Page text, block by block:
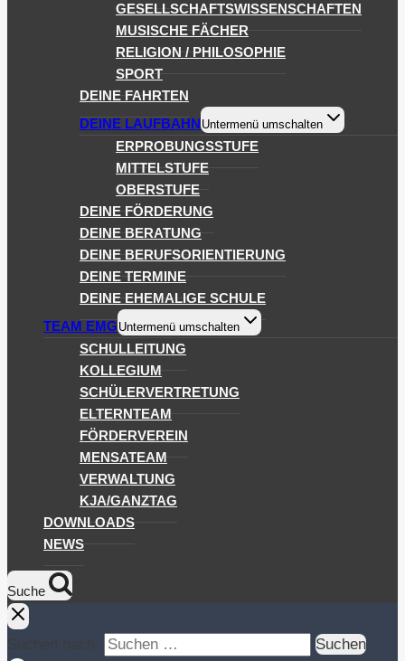
GESELLSCHAFTSWISSENSCHAFTEN
MUSISCHE FÄCHER
RELIGION / PHILOSOPHIE
SPORT
DEINE FAHRTEN
DEINE LAUFBAHN Untermenü umschalten
ERPROBUNGSSTUFE
MITTELSTUFE
OBERSTUFE
DEINE FÖRDERUNG
DEINE BERATUNG
DEINE BERUFSORIENTIERUNG
DEINE TERMINE
DEINE EHEMALIGE SCHULE
TEAM EMG Untermenü umschalten
SCHULLEITUNG
KOLLEGIUM
SCHÜLERVERTRETUNG
ELTERNTEAM
FÖRDERVEREIN
MENSATEAM
VERWALTUNG
KJA/GANZTAG
DOWNLOADS
NEWS
Suche